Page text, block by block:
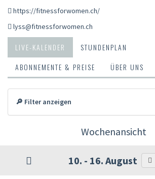
https://fitnessforwomen.ch/
lyss@fitnessforwomen.ch
LIVE-KALENDER
STUNDENPLAN
ABONNEMENTE & PREISE
ÜBER UNS
🔎 Filter anzeigen
Wochenansicht
10. - 16. August